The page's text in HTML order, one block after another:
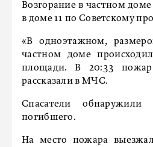
Возгорание в частном
в доме 11 по Советскому
«В одноэтажном,
частном доме
площади. В 20:33 пожар
рассказали в МЧС.
Спасатели
погибшего.
На место пожара